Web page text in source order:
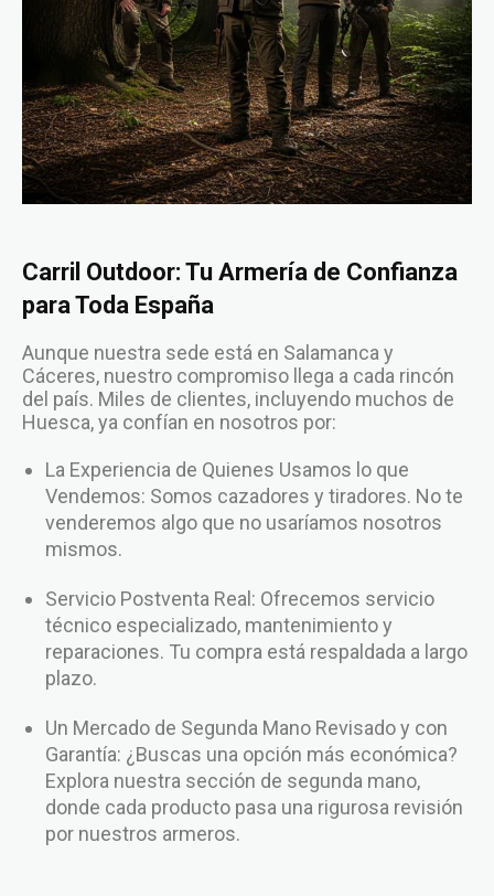
Carril Outdoor: Tu Armería de Confianza
para Toda España
Aunque nuestra sede está en Salamanca y
Cáceres, nuestro compromiso llega a cada rincón
del país. Miles de clientes, incluyendo muchos de
Huesca, ya confían en nosotros por:
La Experiencia de Quienes Usamos lo que
Vendemos: Somos cazadores y tiradores. No te
venderemos algo que no usaríamos nosotros
mismos.
Servicio Postventa Real: Ofrecemos servicio
técnico especializado, mantenimiento y
reparaciones. Tu compra está respaldada a largo
plazo.
Un Mercado de Segunda Mano Revisado y con
Garantía: ¿Buscas una opción más económica?
Explora nuestra sección de segunda mano,
donde cada producto pasa una rigurosa revisión
por nuestros armeros.